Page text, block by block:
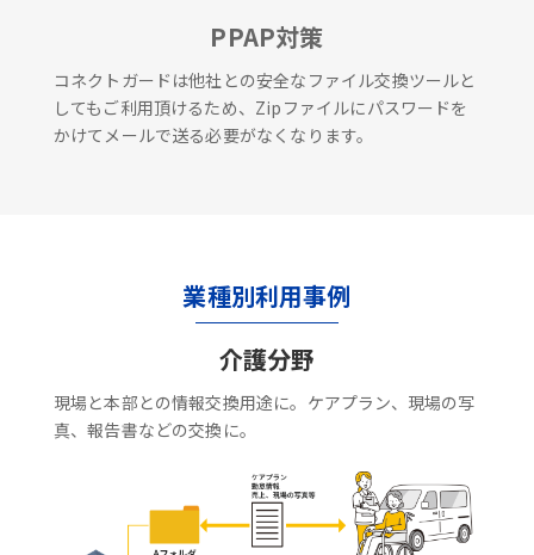
PPAP対策
コネクトガードは他社との安全なファイル交換ツールと
してもご利用頂けるため、Zipファイルにパスワードを
かけてメールで送る必要がなくなります。
業種別利用事例
介護分野
現場と本部との情報交換用途に。ケアプラン、現場の写
真、報告書などの交換に。